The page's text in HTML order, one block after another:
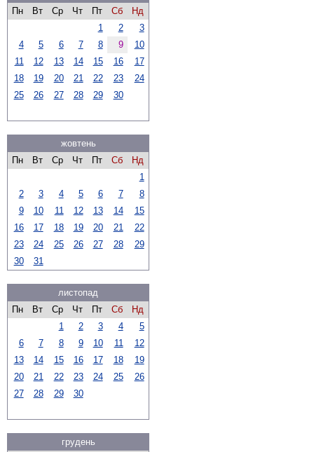
Пн
Вт Ср Чт Пт Сб
Нд
1
2
3
4
5 6 7 8 9
10
11
12 13 14 15 16
17
18
19 20 21 22 23
24
25
26 27 28 29 30
жовтень
Пн
Вт Ср Чт Пт Сб
Нд
1
2
3 4 5 6 7
8
9
10 11 12 13 14
15
16
17 18 19 20 21
22
23
24 25 26 27 28
29
30
31
листопад
Пн
Вт Ср Чт Пт Сб
Нд
1
2 3 4
5
6
7 8 9 10 11
12
13
14 15 16 17 18
19
20
21 22 23 24 25
26
27
28 29 30
грудень